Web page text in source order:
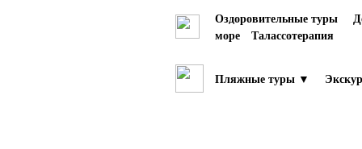
Оздоровительные туры
море
Талассотерапия
Пляжные туры ▼